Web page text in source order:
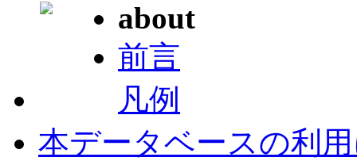
about
前言
凡例
本データベースの利